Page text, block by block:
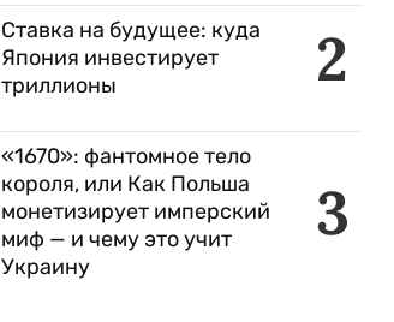
2
Ставка на будущее: куда
Япония инвестирует
триллионы
3
«1670»: фантомное тело
короля, или Как Польша
монетизирует имперский
миф — и чему это учит
Украину